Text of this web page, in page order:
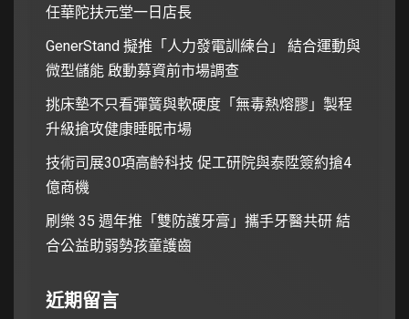
任華陀扶元堂一日店長
GenerStand 擬推「人力發電訓練台」 結合運動與
微型儲能 啟動募資前市場調查
挑床墊不只看彈簧與軟硬度「無毒熱熔膠」製程
升級搶攻健康睡眠市場
技術司展30項高齡科技 促工研院與泰陞簽約搶4
億商機
刷樂 35 週年推「雙防護牙膏」攜手牙醫共研 結
合公益助弱勢孩童護齒
近期留言